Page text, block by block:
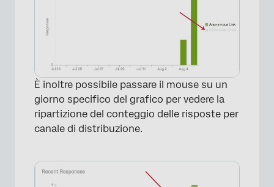
È inoltre possibile passare il mouse su un
giorno specifico del grafico per vedere la
ripartizione del conteggio delle risposte per
canale di distribuzione.